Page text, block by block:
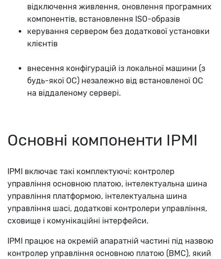
відключення живлення, оновлення програмних
компонентів, встановлення ISO-образів
керування сервером без додаткової установки
клієнтів
внесення конфігурацій із локальної машини (з
будь-якої ОС) незалежно від встановленої ОС
на віддаленому сервері.
Основні компоненти IPMI
IPMI включає такі комплектуючі: контролер
управління основною платою, інтелектуальна шина
управління платформою, інтелектуальна шина
управління шасі, додаткові контролери управління,
сховище і комунікаційні інтерфейси.
IPMI працює на окремій апаратній частині під назвою
контролер управління основною платою (BMC), який